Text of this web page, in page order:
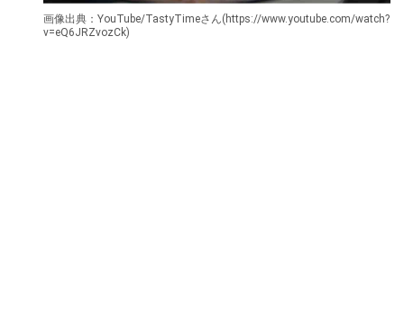
画像出典：YouTube/TastyTimeさん(https://www.youtube.com/watch?
v=eQ6JRZvozCk)